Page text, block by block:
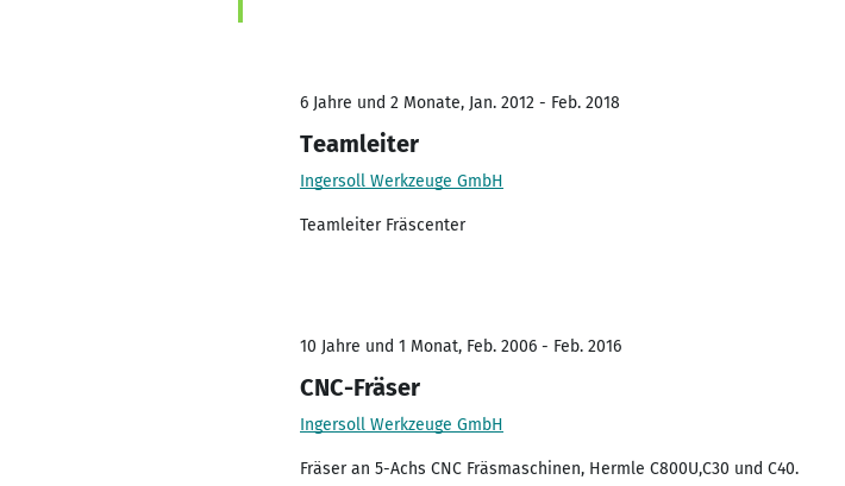
6 Jahre und 2 Monate, Jan. 2012 - Feb. 2018
Teamleiter
Ingersoll Werkzeuge GmbH
Teamleiter Fräscenter
10 Jahre und 1 Monat, Feb. 2006 - Feb. 2016
CNC-Fräser
Ingersoll Werkzeuge GmbH
Fräser an 5-Achs CNC Fräsmaschinen, Hermle C800U,C30 und C40.